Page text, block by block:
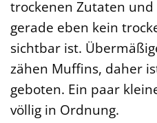
trockenen Zutaten
gerade eben kein
sichtbar ist.
zähen Muffins, daher
geboten. Ein paar
völlig in Ordnung.